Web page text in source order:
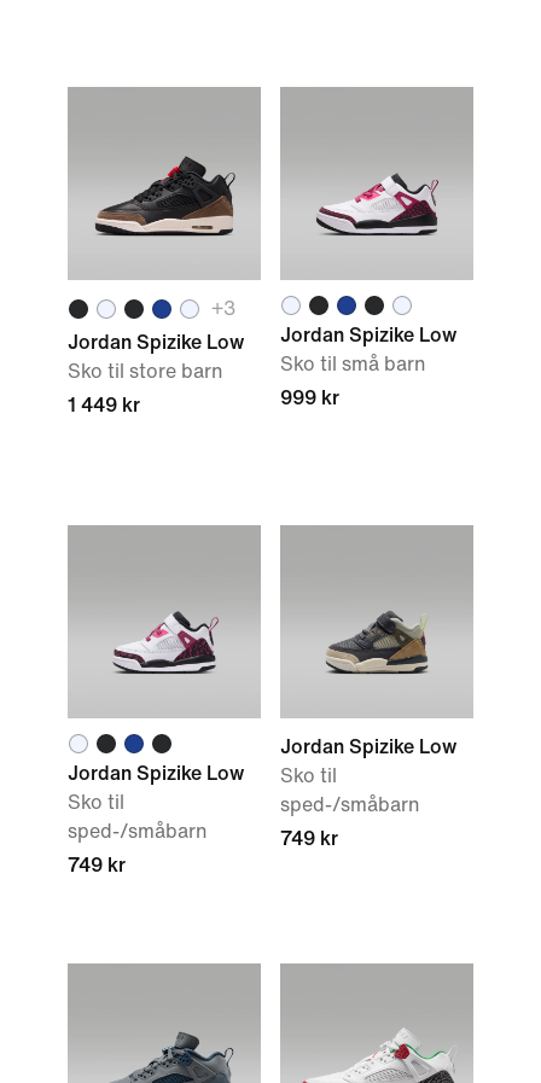
+3
Jordan Spizike Low
Sko til store barn
1 449 kr
Jordan Spizike Low
Sko til små barn
999 kr
Jordan Spizike Low
Sko til
sped-/småbarn
749 kr
Jordan Spizike Low
Sko til
sped-/småbarn
749 kr